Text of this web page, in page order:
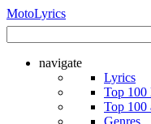
MotoLyrics
navigate
Lyrics
Top 100
Top 100
Genres